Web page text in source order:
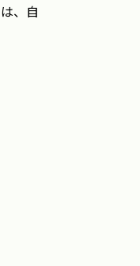
、自